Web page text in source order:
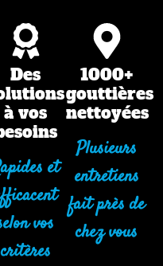
Des
à vos
et
vos
critères
1000+
gouttières
nettoyées
Plusieurs
entretiens
fait près de
chez vous